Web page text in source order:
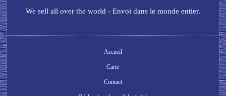
We sell all over the world - Envoi dans le monde entier.
Accueil
Carte
Contact